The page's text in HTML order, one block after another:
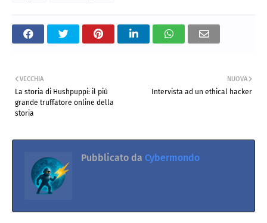
NUOVA
Intervista ad un ethical hacker
VECCHIA
La storia di Hushpuppi: il più
grande truffatore online della
storia
Pubblicato da Cybermondo